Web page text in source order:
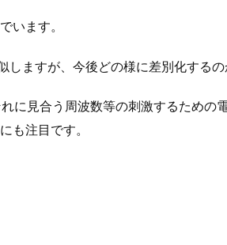
います。
ますが、今後どの様に差別化するの
に見合う周波数等の刺激するための
も注目です。